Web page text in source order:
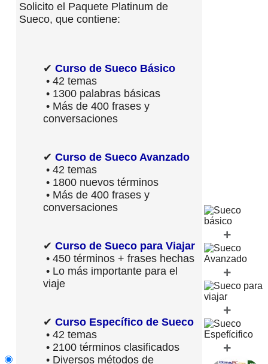
Solicito el Paquete Platinum de
Sueco, que contiene:
✔ Curso de Sueco Básico
• 42 temas
• 1300 palabras básicas
• Más de 400 frases y
conversaciones
✔ Curso de Sueco Avanzado
• 42 temas
• 1800 nuevos términos
• Más de 400 frases y
conversaciones
✔ Curso de Sueco para Viajar
• 450 términos + frases hechas
• Lo más importante para el
viaje
✔ Curso Específico de Sueco
• 42 temas
• 2100 términos clasificados
• Diversos métodos de
+
+
+
+